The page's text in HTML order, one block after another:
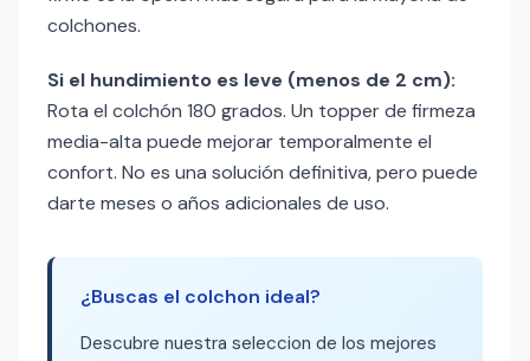
colchones.
Si el hundimiento es leve (menos de 2 cm):
Rota el colchón 180 grados. Un topper de firmeza
media-alta puede mejorar temporalmente el
confort. No es una solución definitiva, pero puede
darte meses o años adicionales de uso.
¿Buscas el colchon ideal?
Descubre nuestra seleccion de los mejores